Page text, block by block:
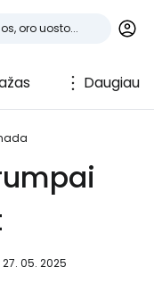
Daugiau
05. 2025